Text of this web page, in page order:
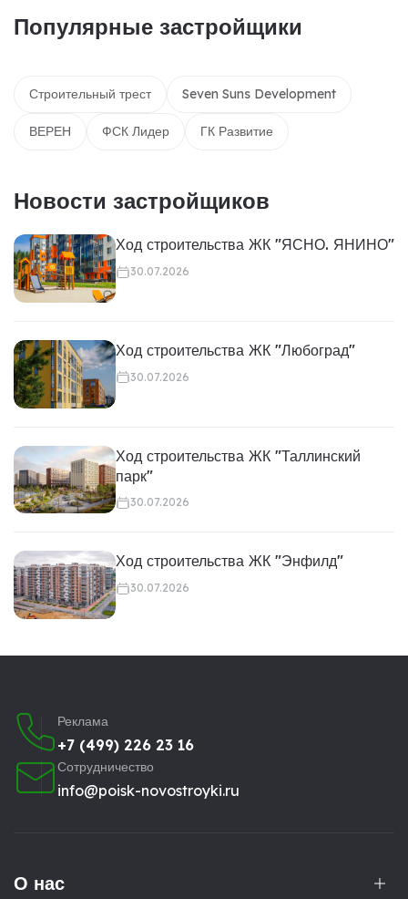
Популярные застройщики
Строительный трест Seven Suns Development
ВЕРЕН ФСК Лидер ГК Развитие
Новости застройщиков
Ход строительства ЖК "ЯСНО. ЯНИНО"
30.07.2026
Ход строительства ЖК "Любоград"
30.07.2026
Ход строительства ЖК "Таллинский
парк"
30.07.2026
Ход строительства ЖК "Энфилд"
30.07.2026
Реклама
+7 (499) 226 23 16
Сотрудничество
info@poisk-novostroyki.ru
О нас